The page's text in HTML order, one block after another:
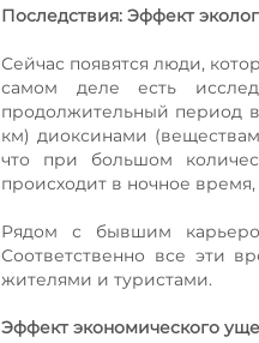
Последствия: Эффект
Сейчас появятся люди,
самом деле есть
продолжительный период
км) диоксинами
что при большом
происходит в ночное
Рядом с бывшим
Соответственно все эти
жителями и туристами.
Эффект экономического